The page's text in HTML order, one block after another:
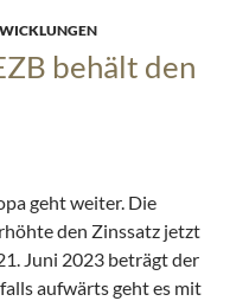
behält den
geht weiter. Die
den Zinssatz jetzt
Juni 2023 beträgt der
aufwärts geht es mit